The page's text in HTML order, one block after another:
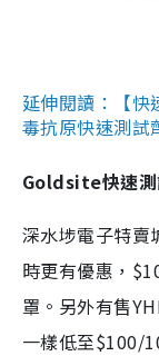
延伸閱讀：【快
毒抗原快速測試
Goldsite快速測
深水埗電子特
時更有優惠，
罩。另外有售
一樣低至$100/